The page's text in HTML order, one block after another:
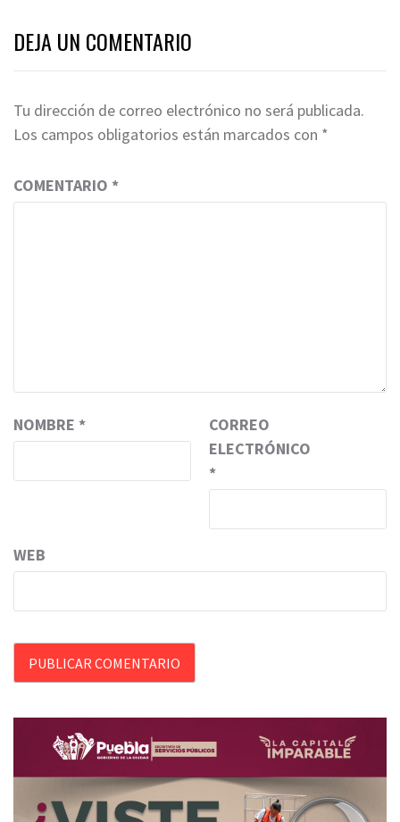
DEJA UN COMENTARIO
Tu dirección de correo electrónico no será publicada.
Los campos obligatorios están marcados con *
COMENTARIO *
NOMBRE *
CORREO
ELECTRÓNICO
*
WEB